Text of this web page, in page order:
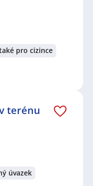
pro cizince
terénu
úvazek